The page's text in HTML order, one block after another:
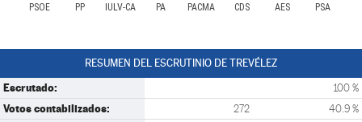
PSOE PP IULV-CA PA PACMA CDS AES PSA
RESUMEN DEL ESCRUTINIO DE TREVÉLEZ
Escrutado: 100 %
Votos contabilizados: 272 40.9 %